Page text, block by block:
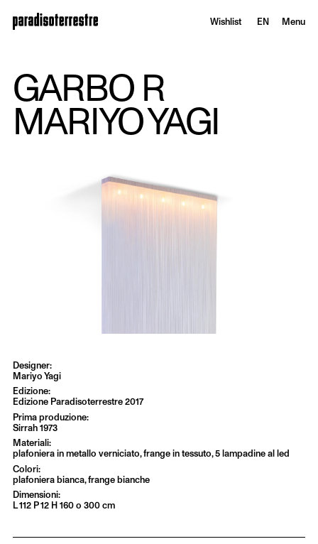
Wishlist EN Menu
GARBO R
MARIYO YAGI
Mariyo Yagi
Edizione Paradisoterrestre 2017
Sirrah 1973
plafoniera in metallo verniciato, frange in tessuto, 5 lampadine al led
plafoniera bianca, frange bianche
L 112 P 12 H 160 o 300 cm